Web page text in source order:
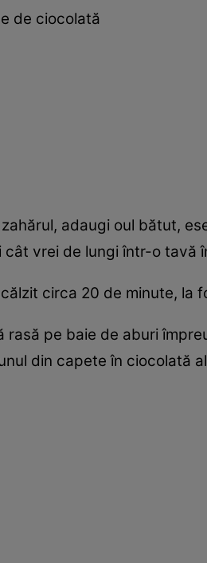
de ciocolată
adaugi oul bătut,
cât vrei de lungi într­-o tavă
circa 20 de minute, la
rasă pe baie de aburi
din capete în ciocolată